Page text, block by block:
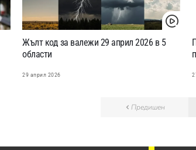
Жълт код за валежи 29 април 2026 в 5
области
29 април 2026
Предишен